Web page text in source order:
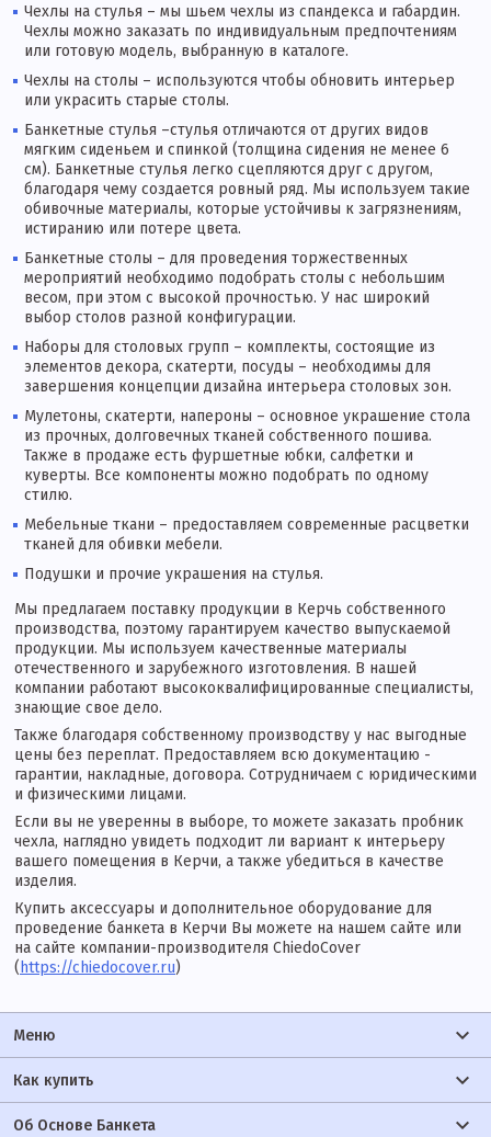
Чехлы на стулья – мы шьем чехлы из спандекса и габардин.
Чехлы можно заказать по индивидуальным предпочтениям
или готовую модель, выбранную в каталоге.
Чехлы на столы – используются чтобы обновить интерьер
или украсить старые столы.
Банкетные стулья –стулья отличаются от других видов
мягким сиденьем и спинкой (толщина сидения не менее 6
см). Банкетные стулья легко сцепляются друг с другом,
благодаря чему создается ровный ряд. Мы используем такие
обивочные материалы, которые устойчивы к загрязнениям,
истиранию или потере цвета.
Банкетные столы – для проведения торжественных
мероприятий необходимо подобрать столы с небольшим
весом, при этом с высокой прочностью. У нас широкий
выбор столов разной конфигурации.
Наборы для столовых групп – комплекты, состоящие из
элементов декора, скатерти, посуды – необходимы для
завершения концепции дизайна интерьера столовых зон.
Мулетоны, скатерти, напероны – основное украшение стола
из прочных, долговечных тканей собственного пошива.
Также в продаже есть фуршетные юбки, салфетки и
куверты. Все компоненты можно подобрать по одному
стилю.
Мебельные ткани – предоставляем современные расцветки
тканей для обивки мебели.
Подушки и прочие украшения на стулья.
Мы предлагаем поставку продукции в Керчь собственного
производства, поэтому гарантируем качество выпускаемой
продукции. Мы используем качественные материалы
отечественного и зарубежного изготовления. В нашей
компании работают высококвалифицированные специалисты,
знающие свое дело.
Также благодаря собственному производству у нас выгодные
цены без переплат. Предоставляем всю документацию -
гарантии, накладные, договора. Сотрудничаем с юридическими
и физическими лицами.
Если вы не уверенны в выборе, то можете заказать пробник
чехла, наглядно увидеть подходит ли вариант к интерьеру
вашего помещения в Керчи, а также убедиться в качестве
изделия.
Купить аксессуары и дополнительное оборудование для
проведение банкета в Керчи Вы можете на нашем сайте или
на сайте компании-производителя ChiedoCover
( https://chiedocover.ru)
Меню
Как купить
Об Основе Банкета